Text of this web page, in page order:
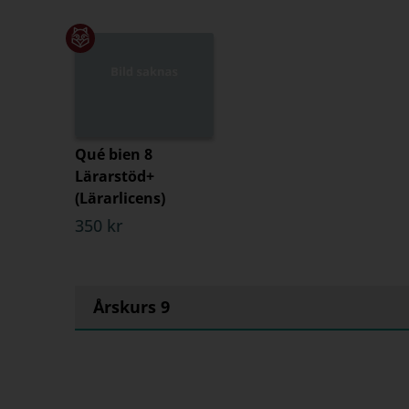
Qué bien 8
Lärarstöd+
(Lärarlicens)
350 kr
Årskurs 9